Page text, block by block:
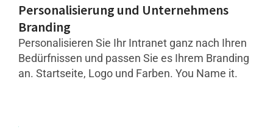
Personalisierung und Unternehmens
Branding
Personalisieren Sie Ihr Intranet ganz nach Ihren
Bedürfnissen und passen Sie es Ihrem Branding
an. Startseite, Logo und Farben. You Name it.